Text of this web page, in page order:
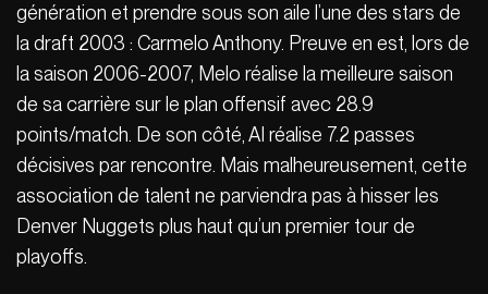
génération et prendre sous son aile l’une des stars de
la draft 2003 : Carmelo Anthony. Preuve en est, lors de
la saison 2006-2007, Melo réalise la meilleure saison
de sa carrière sur le plan offensif avec 28.9
points/match. De son côté, AI réalise 7.2 passes
décisives par rencontre. Mais malheureusement, cette
association de talent ne parviendra pas à hisser les
Denver Nuggets plus haut qu’un premier tour de
playoffs.